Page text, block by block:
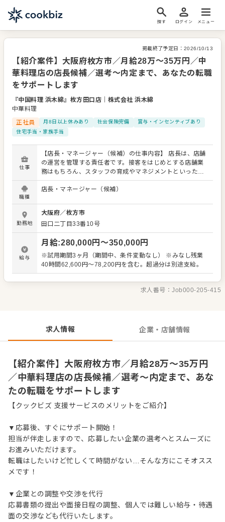
探す ログイン メニュー
掲載終了予定日： 2026/10/13
【紹介案件】大阪府枚方市／月給28万～35万円／中
華料理店の店長候補／選考～内定まで、あなたの転職
をサポートします
『中国料理 浜木綿』枚方田口店
株式会社 浜木綿
中華料理
正社員
月8日以上休みあり 社会保険完備
賞与・インセンティブあり
住宅手当・家族手当
仕事
【店長・マネージャー（候補）の仕事内容】 店長は、店舗
の運営を管理する責任者です。接客をはじめとする店舗業
務はもちろん、スタッフの育成やマネジメントといった重
要な役割を担います。メインとなるのは、販促イベントや
キャンペーンの企画なども含め、売上に繋げていくことで
あなたならではのアイデアを積極的に発信してください。
【具体的には…】 ・ホール、キッチンの全体管理 ・予約管
理、電話対応 ・接客、サービス全般 ・売上管理、在庫管理
・スタッフの育成やマネジメント、シフト管理 など 入社
後はスキルに合わせた業務からお任せしますので、徐々に
仕事の幅を広げていきましょう。成長をしっかりサポート
しますので、経験に関わらず安心してスタートできる環境
職種
店長・マネージャー（候補）
勤務地
大阪府／枚方市
田口二丁目33番10号
給与
月給:280,000円〜350,000円
※試用期間3ヶ月（期間中、条件変動なし） ※みなし残業
40時間62,600円～78,200円を含む。超過分は別途支給。
求人番号：Job000-205-415
求人情報 企業・店舗情報
【紹介案件】大阪府枚方市／月給28万～35万円
／中華料理店の店長候補／選考～内定まで、あな
たの転職をサポートします
【クックビズ 支援サービスのメリットをご紹介】
▼応募後、すぐにサポート開始！
担当が伴走しますので、応募したい企業の選考へとスムーズに
お進みいただけます。
転職はしたいけど忙しくて時間がない…そんな方にこそオスス
メです！
▼企業との調整や交渉を代行
応募書類の提出や面接日程の調整、個人では難しい給与・待遇
面の交渉なども代行いたします。